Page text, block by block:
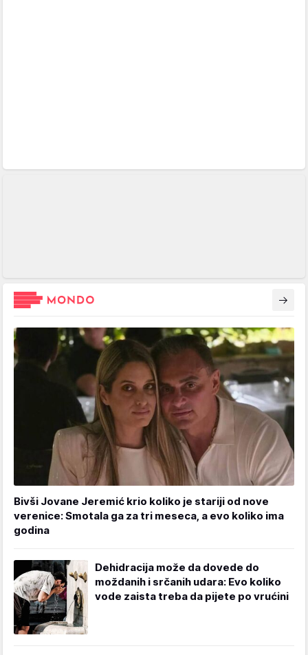
Bivši Jovane Jeremić krio koliko je stariji od nove
verenice: Smotala ga za tri meseca, a evo koliko ima
godina
Dehidracija može da dovede do
moždanih i srčanih udara: Evo koliko
vode zaista treba da pijete po vrućini